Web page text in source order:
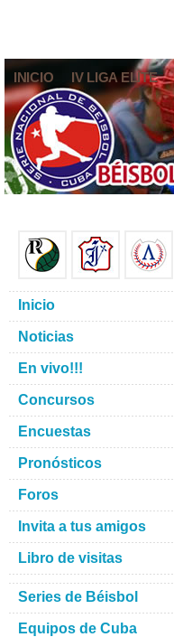
INICIO IV LIGA ELITE
Inicio
Noticias
En vivo!!!
Concursos
Encuestas
Pronósticos
Foros
Invita a tus amigos
Libro de visitas
Series de Béisbol
Equipos de Cuba